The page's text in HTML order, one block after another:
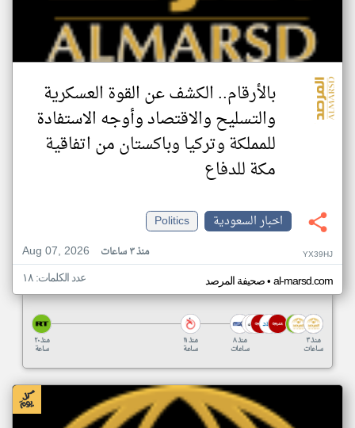
بالأرقام.. الكشف عن القوة العسكرية
والتسليح والاقتصاد وأوجه الاستفادة
للمملكة وتركيا وباكستان من اتفاقية
مكة للدفاع
اخبار السعودية
Politics
Aug 07, 2026
منذ ٣ ساعات YX39HJ
صحيفة المرصد• al-marsd.com عدد الكلمات: ١٨
منذ ٢٠
ساعة
منذ ١١
ساعة
منذ ٨
ساعات
منذ ٣
ساعات